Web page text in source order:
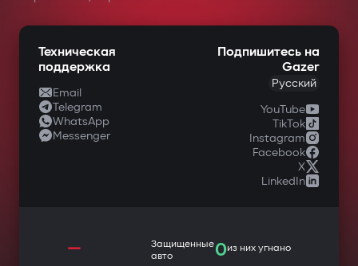
Техническая
поддержка
Email
Telegram
WhatsApp
Messenger
Подпишитесь на
Gazer
Русский
YouTube
TikTok
Instagram
Facebook
X
LinkedIn
—
Защищенные
авто
0из них угнано